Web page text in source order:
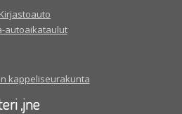
Kirjastoauto
autoaikataulut
kappeliseurakunta
,jne